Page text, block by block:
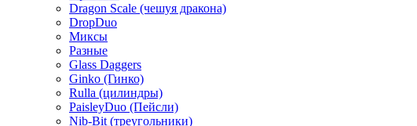
Dragon Scale (чешуя дракона)
DropDuo
Миксы
Разные
Glass Daggers
Ginko (Гинко)
Rulla (цилиндры)
PaisleyDuo (Пейсли)
Nib-Bit (треугольники)